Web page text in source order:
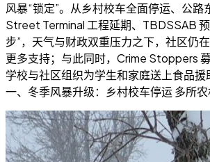
风暴“锁定”。从乡村校车全面停运、公
Street Terminal 工程延期、TBDSSAB
步”，天气与财政双重压力之下，社区仍
更多支持；与此同时，Crime Stoppers 募
学校与社区组织为学生和家庭送上食品援
一、冬季风暴升级：乡村校车停运 多所